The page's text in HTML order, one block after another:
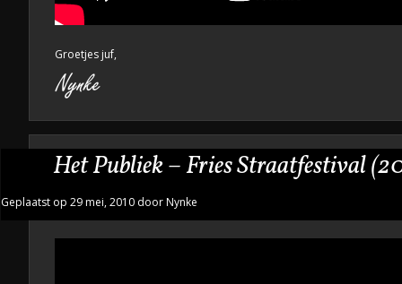
Groetjes juf,
Het Publiek – Fries Straatfestival
Geplaatst op 29 mei, 2010 door Nynke